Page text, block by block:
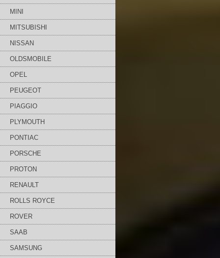
MINI
MITSUBISHI
NISSAN
OLDSMOBILE
OPEL
PEUGEOT
PIAGGIO
PLYMOUTH
PONTIAC
PORSCHE
PROTON
RENAULT
ROLLS ROYCE
ROVER
SAAB
SAMSUNG